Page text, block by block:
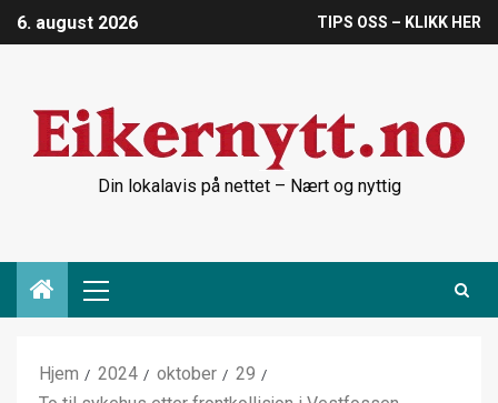
6. august 2026 TIPS OSS – KLIKK HER
Din lokalavis på nettet – Nært og nyttig
Hjem 2024 oktober
29